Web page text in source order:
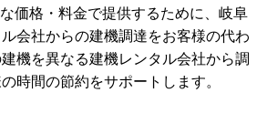
価格・料金で提供するために、 岐阜
会社からの建機調達をお客様の代わ
機を異なる建機レンタル会社から調
時間の節約をサポートします。